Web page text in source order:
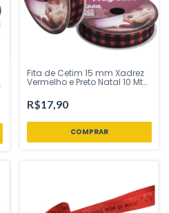
Fita de Cetim 15 mm Xadrez
Vermelho e Preto Natal 10 Mt
Festa Loja
R$17,90